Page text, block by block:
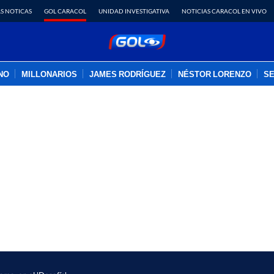
NOTICAS GOL CARACOL UNIDAD INVESTIGATIVA NOTICIAS CARACOL EN VIVO
MILLONARIOS JAMES RODRÍGUEZ NÉSTOR LORENZO